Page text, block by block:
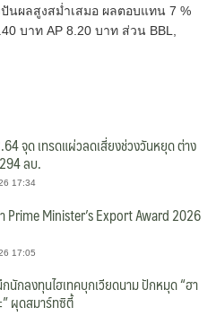
นผลสูงสม่ำเสมอ ผลตอบแทน 7 %
บาท AP 8.20 บาท ส่วน BBL,
จุด เทรดแผ่วลดเสี่ยงช่วงวันหยุด ต่าง
ลบ.
17:34
Prime Minister’s Export Award 2026
17:05
นักลงทุนไฮเทคบุกเวียดนาม ปักหมุด “ฮา
ผุดสมาร์ทซิตี้